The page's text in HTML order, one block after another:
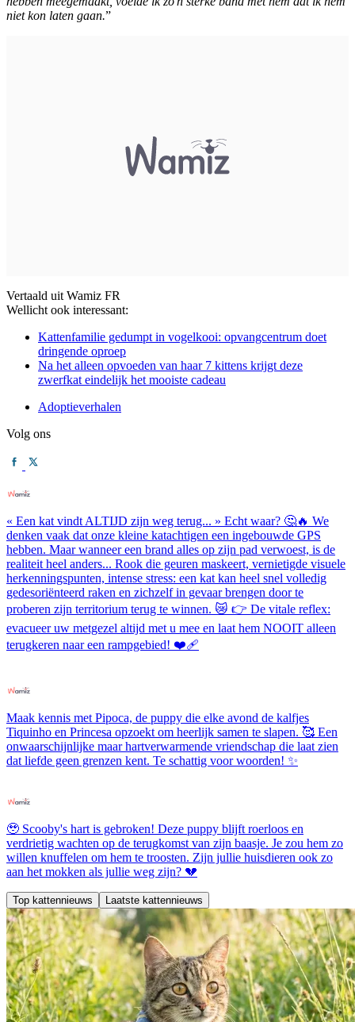
niet kon laten gaan.”
Vertaald uit Wamiz FR
Wellicht ook interessant:
Kattenfamilie gedumpt in vogelkooi: opvangcentrum doet
dringende oproep
Na het alleen opvoeden van haar 7 kittens krijgt deze
zwerfkat eindelijk het mooiste cadeau
Adoptieverhalen
Volg ons
« Een kat vindt ALTIJD zijn weg terug... » Echt waar? 🤔🔥 We
denken vaak dat onze kleine katachtigen een ingebouwde GPS
hebben. Maar wanneer een brand alles op zijn pad verwoest, is de
realiteit heel anders... Rook die geuren maskeert, vernietigde visuele
herkenningspunten, intense stress: een kat kan heel snel volledig
gedesoriënteerd raken en zichzelf in gevaar brengen door te
proberen zijn territorium terug te winnen. 😿 👉 De vitale reflex:
evacueer uw metgezel altijd met u mee en laat hem NOOIT alleen
terugkeren naar een rampgebied! ❤️‍🩹
Maak kennis met Pipoca, de puppy die elke avond de kalfjes
Tiquinho en Princesa opzoekt om heerlijk samen te slapen. 🥰 Een
onwaarschijnlijke maar hartverwarmende vriendschap die laat zien
dat liefde geen grenzen kent. Te schattig voor woorden! ✨
🥹 Scooby's hart is gebroken! Deze puppy blijft roerloos en
verdrietig wachten op de terugkomst van zijn baasje. Je zou hem zo
willen knuffelen om hem te troosten. Zijn jullie huisdieren ook zo
aan het mokken als jullie weg zijn? 💔
Top kattennieuws Laatste kattennieuws